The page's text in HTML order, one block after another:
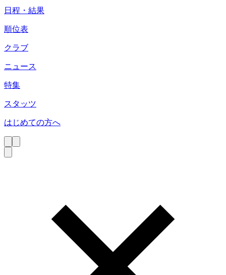
日程・結果
順位表
クラブ
ニュース
特集
スタッツ
はじめての方へ